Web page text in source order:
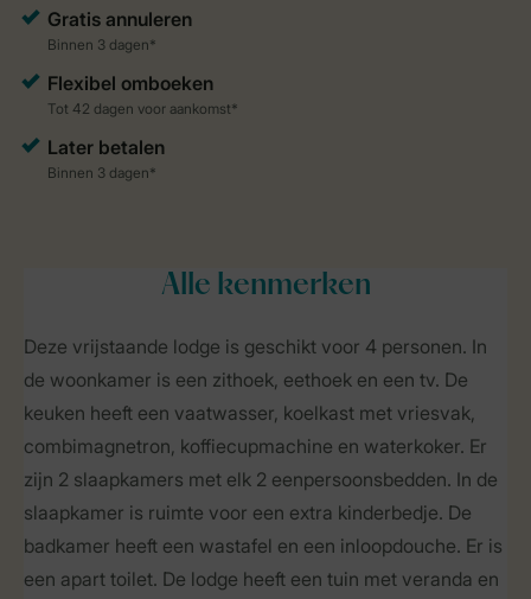
Alle kenmerken
Deze vrijstaande lodge is geschikt voor 4 personen. In
de woonkamer is een zithoek, eethoek en een tv. De
keuken heeft een vaatwasser, koelkast met vriesvak,
combimagnetron, koffiecupmachine en waterkoker. Er
zijn 2 slaapkamers met elk 2 eenpersoonsbedden. In de
slaapkamer is ruimte voor een extra kinderbedje. De
badkamer heeft een wastafel en een inloopdouche. Er is
een apart toilet. De lodge heeft een tuin met veranda en